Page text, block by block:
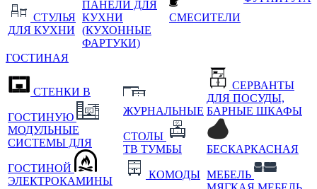
СТУЛЬЯ
ДЛЯ КУХНИ
ПАНЕЛИ ДЛЯ
КУХНИ
(КУХОННЫЕ
ФАРТУКИ)
СМЕСИТЕЛИ
ГОСТИНАЯ
СТЕНКИ В
ГОСТИНУЮ
МОДУЛЬНЫЕ
СИСТЕМЫ ДЛЯ
ГОСТИНОЙ
ЭЛЕКТРОКАМИНЫ
ЖУРНАЛЬНЫЕ
СТОЛЫ
ТВ ТУМБЫ
КОМОДЫ
СЕРВАНТЫ
ДЛЯ ПОСУДЫ,
БАРНЫЕ ШКАФЫ
БЕСКАРКАСНАЯ
МЕБЕЛЬ